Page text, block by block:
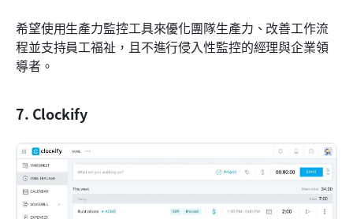
希望使用生產力監控工具來優化團隊生產力、改善工作流
程並支持員工福祉，且不進行侵入性監控的經理與企業領
導者。
7. Clockify